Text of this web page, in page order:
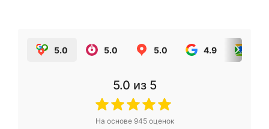
5.0 5.0 5.0 4.9
5.0 из 5
На основе 945оценок